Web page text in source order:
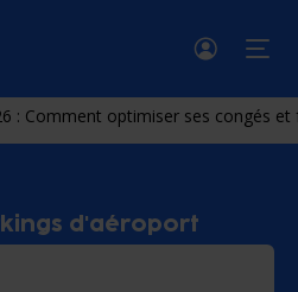
: Comment optimiser ses congés
d'aéroport